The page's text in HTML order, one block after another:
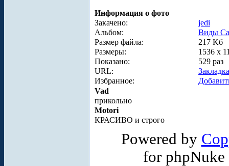
Информация о фото
Закачено:
jedi
Альбом:
Виды
Размер файла:
217 Kб
Размеры:
1536 x
Показано:
529 раз
URL:
Избранное:
Vad
прикольно
Motori
КРАСИВО и строго
Powered by
for